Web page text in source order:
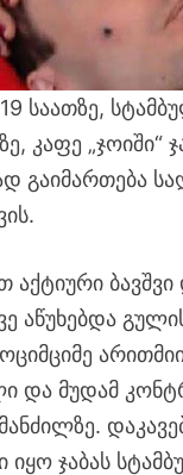
საათზე,
კაფე „ჯოიში“
გაიმართება
აქტიური ბავშვი
აწუხებდა
და მუდამ
იყო ჯაბას